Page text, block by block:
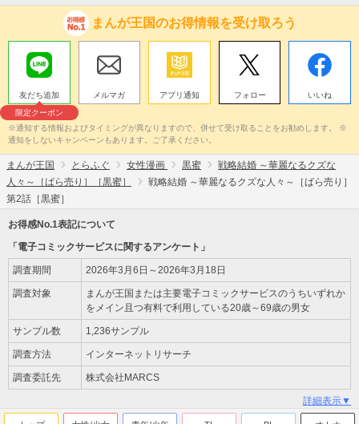
まんが王国のお得情報を受け取ろう
友だち追加
限定クーポン
メルマガ アプリ通知 フォロー いいね
※通知する情報およびタイミングが異なりますので、併せて受け取ることをお勧めします。 ※
通知をしないキャンペーンもあります。ご了承ください。
まんが王国 とらふぐ 女性漫画 黒蜜
戦略結婚 ～華麗なるクズな
人々～［ばら売り］［黒蜜］
戦略結婚 ～華麗なるクズな人々～［ばら売り］
第2話［黒蜜］
お得感No.1表記について
「電子コミックサービスに関するアンケート」
調査期間 2026年3月6日～2026年3月18日
調査対象
まんが王国または主要電子コミックサービスのうちいずれか
をメイン且つ有料で利用している20歳～69歳の男女
サンプル数 1,236サンプル
調査方法 インターネットリサーチ
調査委託先 株式会社MARCS
詳細表示▼